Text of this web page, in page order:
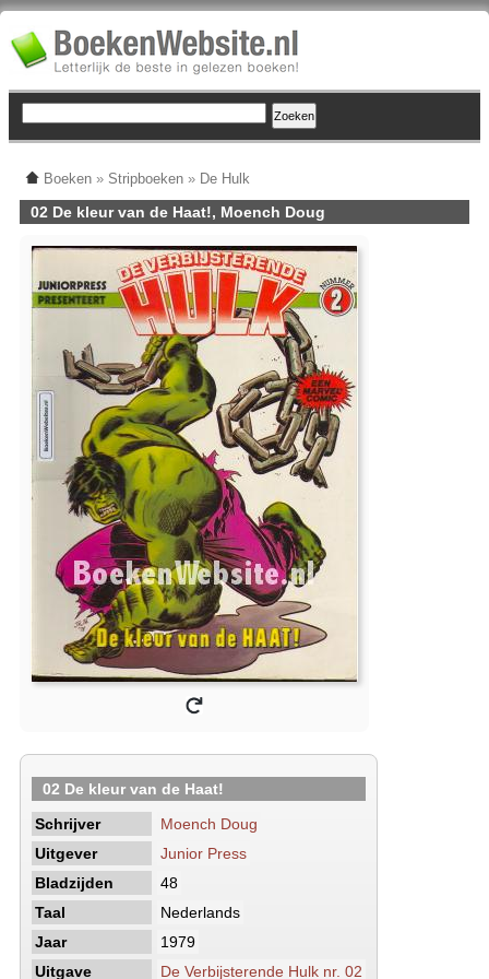
Boeken » Stripboeken » De Hulk
02 De kleur van de Haat!, Moench Doug
02 De kleur van de Haat!
Schrijver
Moench Doug
Uitgever
Junior Press
Bladzijden
48
Taal
Nederlands
Jaar
1979
Uitgave
De Verbijsterende Hulk nr. 02